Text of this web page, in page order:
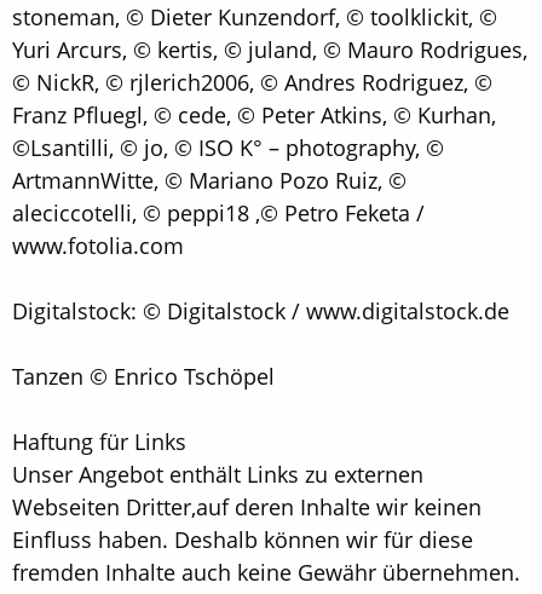
stoneman, © Dieter Kunzendorf, © toolklickit, ©
Yuri Arcurs, © kertis, © juland, © Mauro Rodrigues,
© NickR, © rjlerich2006, © Andres Rodriguez, ©
Franz Pfluegl, © cede, © Peter Atkins, © Kurhan,
©Lsantilli, © jo, © ISO K° – photography, ©
ArtmannWitte, © Mariano Pozo Ruiz, ©
aleciccotelli, © peppi18 ,© Petro Feketa /
www.fotolia.com
Digitalstock: © Digitalstock / www.digitalstock.de
Tanzen © Enrico Tschöpel
Haftung für Links
Unser Angebot enthält Links zu externen
Webseiten Dritter,auf deren Inhalte wir keinen
Einfluss haben. Deshalb können wir für diese
fremden Inhalte auch keine Gewähr übernehmen.